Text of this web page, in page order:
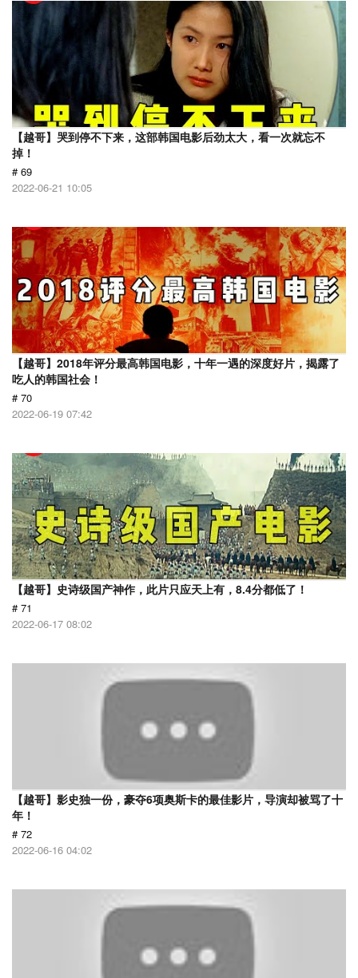
【越哥】哭到停不下来，这部韩国电影后劲太大，看一次就忘不
掉！
# 69
2022-06-21 10:05
【越哥】2018年评分最高韩国电影，十年一遇的深度好片，揭露了
吃人的韩国社会！
# 70
2022-06-19 07:42
【越哥】史诗级国产神作，此片只应天上有，8.4分都低了！
# 71
2022-06-17 08:02
【越哥】影史独一份，豪夺6项奥斯卡的最佳影片，导演却被骂了十
年！
# 72
2022-06-16 04:02